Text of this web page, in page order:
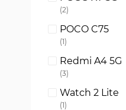
2
produkty
POCO C75
1
produkt
Redmi A4 5G
3
produkty
Watch 2 Lite
1
produkt